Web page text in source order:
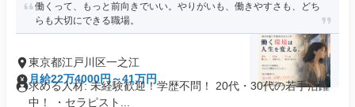
働くって、もっと前向きでいい。やりがいも、働きやすさも、どち
らも大切にできる職場。
東京都江戸川区一之江
月給22万4000円～41万円
求める人材: 未経験歓迎！学歴不問！ 20代・30代の若手活躍
中！ ・セラピスト...